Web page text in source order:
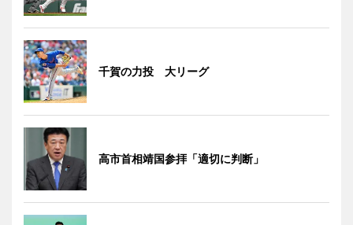
千賀の力投 大リーグ
高市首相靖国参拝「適切に判断」